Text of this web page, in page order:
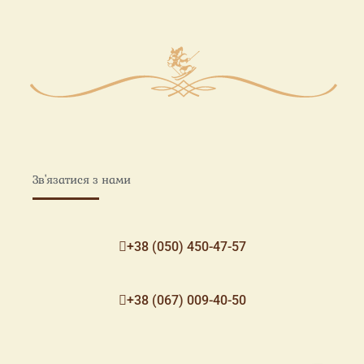
Зв'язатися з нами
+38 (050) 450-47-57
+38 (067) 009-40-50